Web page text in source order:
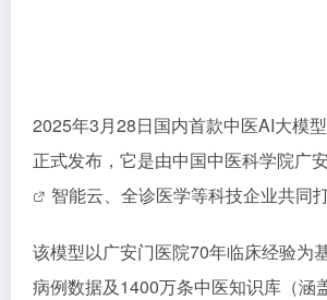
2025年3月28日国内首款中医AI大模
正式发布，它是由中国中医科学院广
智能云、全诊医学等科技企业共同打
该模型以广安门医院70年临床经验为
病例数据及1400万条中医知识库（涵